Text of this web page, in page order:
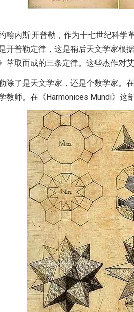
翰内斯·开普勒，作为十七世纪科
开普勒定律，这是稍后天文学家根
萃取而成的三条定律。这些杰作对
除了是天文学家，还是个数学家。
教师。在《Harmonices Mundi》这